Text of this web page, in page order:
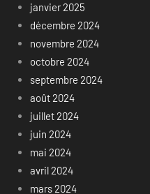
janvier 2025
décembre 2024
novembre 2024
octobre 2024
septembre 2024
août 2024
juillet 2024
juin 2024
mai 2024
avril 2024
mars 2024